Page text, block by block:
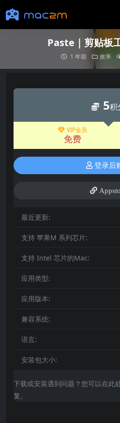
Paste｜剪贴板
1 年前 效率
5积
VIP会员
免费
登录后
最近更新:
支持 苹果M 系列芯片:
支持 Intel 芯片的Mac:
应用类型:
应用版本:
兼容系统:
语言:
安装包大小:
下载或安装遇到问题？您可以在此
复。